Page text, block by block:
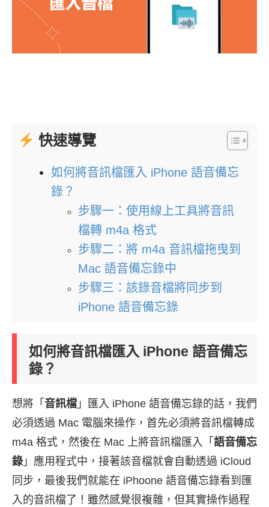
快速導覽
如何將音訊檔匯入 iPhone 語音備忘
錄？
步驟一：使用線上工具將音訊
檔轉 m4a 格式
步驟二：將 m4a 音訊檔拖曳到
Mac 語音備忘錄中
步驟三：該錄音檔將同步到
iPhone 語音備忘錄
如何將音訊檔匯入 iPhone 語音備忘
錄？
想將「 音訊檔 」匯入 iPhone 語音備忘錄的話，我們
必須透過 Mac 電腦來操作，首先必須將音訊檔轉成
m4a 格式，然後在 Mac 上將音訊檔匯入「 語音備忘
錄 」應用程式中，接著該音檔就會自動透過 iCloud
同步，最後我們就能在 iPhoone 語音備忘錄看到匯
入的音訊檔了！雖然感覺很複雜，但其實操作過程